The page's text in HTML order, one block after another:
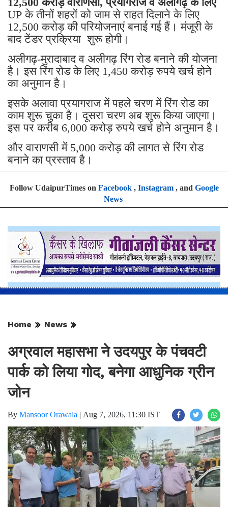
UP के तीनों शहरों को जाम से राहत दिलाने के लिए
12,500 करोड़ की परियोजनाएं बनाई गई हैं। मंजूरी के
बाद टेंडर प्रक्रिया शुरू होगी।
अलीगढ़-मुरादाबाद व अलीगढ़ रिंग रोड बनाने की योजना
है। इस रिंग रोड के लिए 1,450 करोड़ रुपये खर्च होने
का अनुमान है।
इसके अलावा प्रयागराज में पहले चरण में रिंग रोड का
काम शुरू चुका है। दूसरा चरण अब शुरू किया जाएगा।
इस पर करीब 6,000 करोड़ रुपये खर्च होने अनुमान है।
और वाराणसी में 5,000 करोड़ की लागत से रिंग रोड
बनाने का प्रस्ताव है।
Follow UdaipurTimes on Facebook, Instagram, and Google
News
Home News
अग्रवाल महासभा ने उदयपुर के पंचवटी
पार्क को लिया गोद, बनेगा आधुनिक ग्रीन
जोन
By Mansoor Orawala | Aug 7, 2026, 11:30 IST